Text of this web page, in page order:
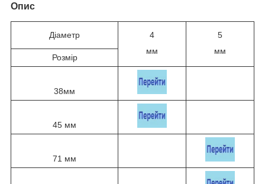
Опис
Діаметр
4
мм
5
мм
Розмір
38мм
45 мм
71 мм